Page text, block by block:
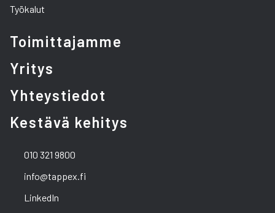
Työkalut
Toimittajamme
Yritys
Yhteystiedot
Kestävä kehitys
010 321 9800
info@tappex.fi
LinkedIn